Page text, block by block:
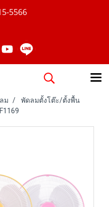
5566
ม
พัดลมตั้งโต๊ะ/ตั้งพื้น